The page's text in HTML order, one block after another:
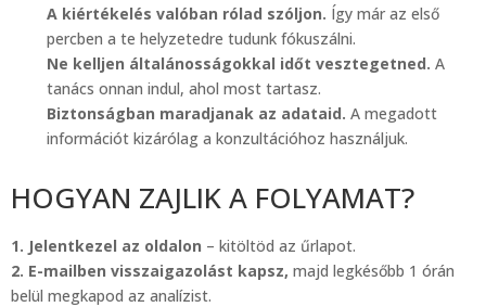
A kiértékelés valóban rólad szóljon. Így már az első
percben a te helyzetedre tudunk fókuszálni.
Ne kelljen általánosságokkal időt vesztegetned. A
tanács onnan indul, ahol most tartasz.
Biztonságban maradjanak az adataid. A megadott
információt kizárólag a konzultációhoz használjuk.
HOGYAN ZAJLIK A FOLYAMAT?
1. Jelentkezel az oldalon – kitöltöd az űrlapot.
2. E-mailben visszaigazolást kapsz, majd legkésőbb 1 órán
belül megkapod az analízist.